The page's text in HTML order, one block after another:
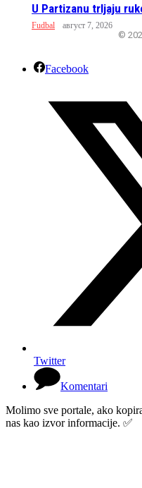
U Partizanu trljaju
Fudbal август 7, 2026
©
Facebook
Twitter
Komentari
Molimo sve portale, ako
nas kao izvor informacije. ✅